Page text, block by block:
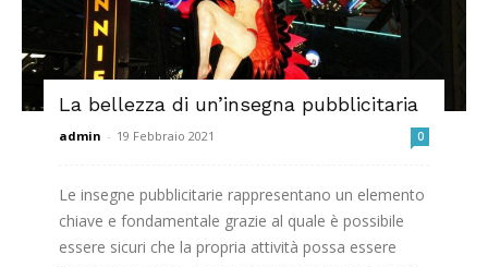
La bellezza di un’insegna pubblicitaria
admin - 19 Febbraio 2021 0
Le insegne pubblicitarie rappresentano un elemento
chiave e fondamentale grazie al quale è possibile
essere sicuri che la propria attività possa essere